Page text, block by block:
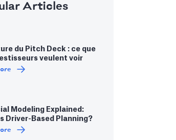
Articles
du Pitch Deck : ce que
veulent voir
Modeling Explained:
Driver-Based Planning?